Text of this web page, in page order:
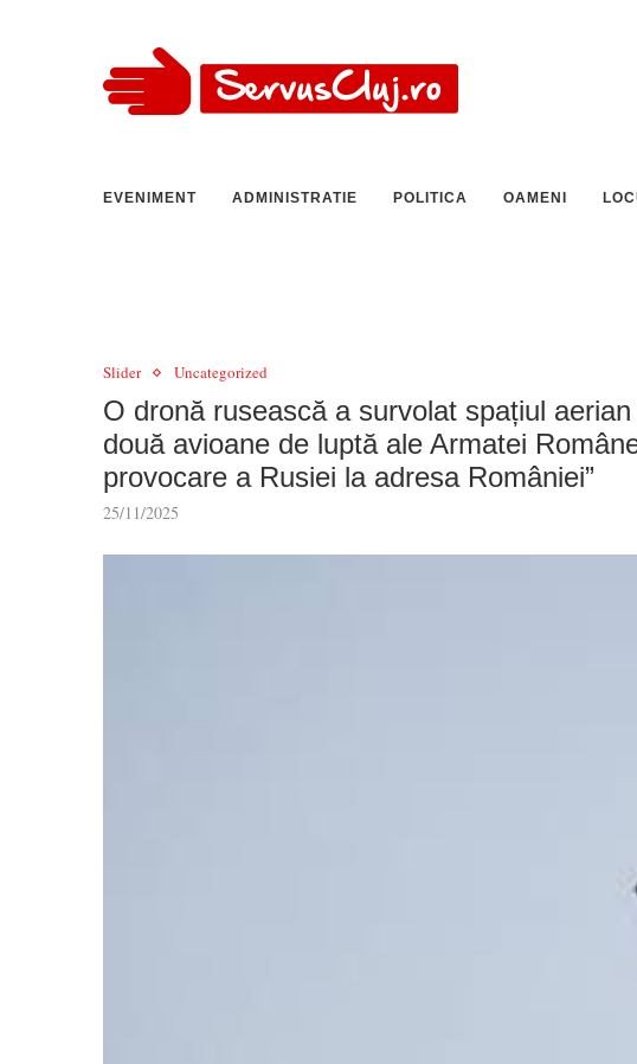
EVENIMENT ADMINISTRATIE POLITICA OAMENI
Slider Uncategorized
O dronă rusească a survolat spațiul
două avioane de luptă ale Armatei
provocare a Rusiei la adresa României”
25/11/2025